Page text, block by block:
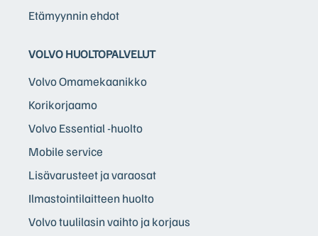
Etämyynnin ehdot
VOLVO HUOLTOPALVELUT
Volvo Omamekaanikko
Korikorjaamo
Volvo Essential -huolto
Mobile service
Lisävarusteet ja varaosat
Ilmastointilaitteen huolto
Volvo tuulilasin vaihto ja korjaus